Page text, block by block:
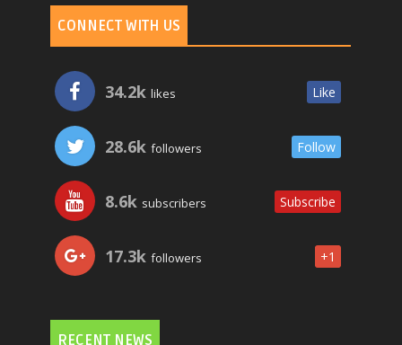
CONNECT WITH US
34.2k likes Like
28.6k followers Follow
8.6k subscribers Subscribe
17.3k followers +1
RECENT NEWS